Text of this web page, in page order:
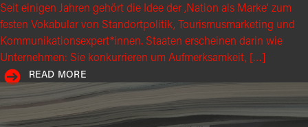
Seit einigen Jahren gehört die Idee der ,Nation als Marke’ zum
festen Vokabular von Standortpolitik, Tourismusmarketing und
Kommunikationsexpert*innen. Staaten erscheinen darin wie
Unternehmen: Sie konkurrieren um Aufmerksamkeit, […]
READ MORE